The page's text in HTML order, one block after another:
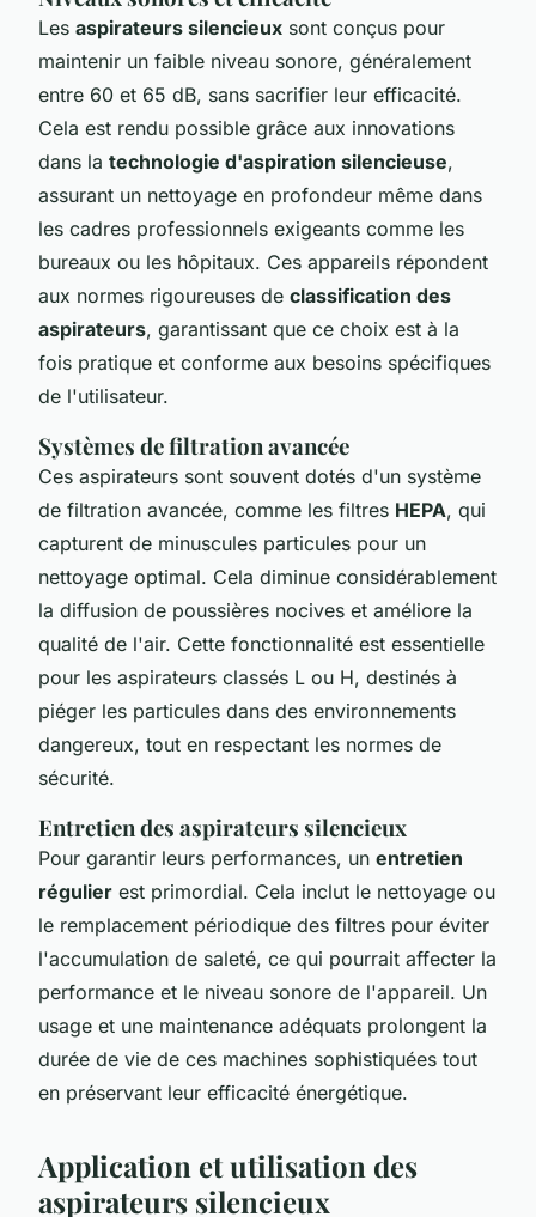
Les aspirateurs silencieux sont conçus pour
maintenir un faible niveau sonore, généralement
entre 60 et 65 dB, sans sacrifier leur efficacité.
Cela est rendu possible grâce aux innovations
dans la technologie d'aspiration silencieuse,
assurant un nettoyage en profondeur même dans
les cadres professionnels exigeants comme les
bureaux ou les hôpitaux. Ces appareils répondent
aux normes rigoureuses de classification des
aspirateurs, garantissant que ce choix est à la
fois pratique et conforme aux besoins spécifiques
de l'utilisateur.
Systèmes de filtration avancée
Ces aspirateurs sont souvent dotés d'un système
de filtration avancée, comme les filtres HEPA, qui
capturent de minuscules particules pour un
nettoyage optimal. Cela diminue considérablement
la diffusion de poussières nocives et améliore la
qualité de l'air. Cette fonctionnalité est essentielle
pour les aspirateurs classés L ou H, destinés à
piéger les particules dans des environnements
dangereux, tout en respectant les normes de
sécurité.
Entretien des aspirateurs silencieux
Pour garantir leurs performances, un entretien
régulier est primordial. Cela inclut le nettoyage ou
le remplacement périodique des filtres pour éviter
l'accumulation de saleté, ce qui pourrait affecter la
performance et le niveau sonore de l'appareil. Un
usage et une maintenance adéquats prolongent la
durée de vie de ces machines sophistiquées tout
en préservant leur efficacité énergétique.
Application et utilisation des
aspirateurs silencieux